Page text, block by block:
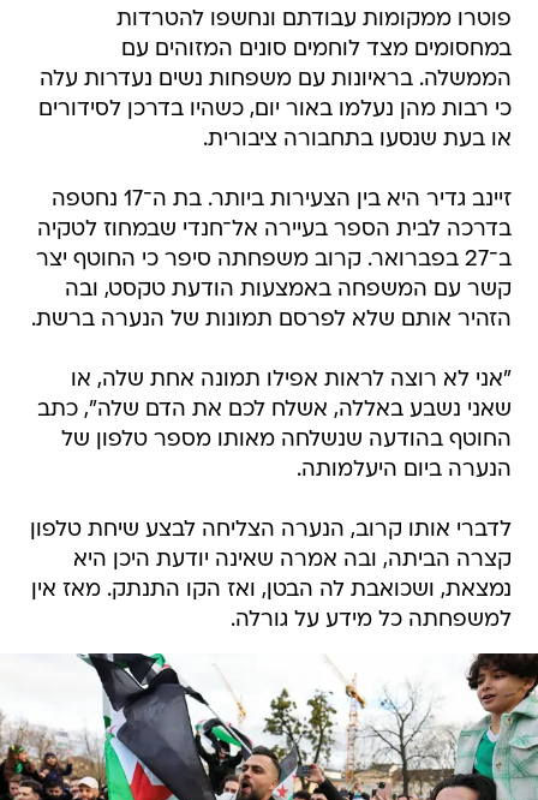
פוטרו ממקומות עבודתם ונחשפו להטרדות
במחסומים מצד לוחמים סונים המזוהים עם
הממשלה. בראיונות עם משפחות נשים נעדרות עלה
כי רבות מהן נעלמו באור יום, כשהיו בדרכן לסידורים
או בעת שנסעו בתחבורה ציבורית.
זיינב גדיר היא בין הצעירות ביותר. בת ה־17 נחטפה
בדרכה לבית הספר בעיירה אל־חנדי שבמחוז לטקיה
ב־27 בפברואר. קרוב משפחתה סיפר כי החוטף יצר
קשר עם המשפחה באמצעות הודעת טקסט, ובה
הזהיר אותם שלא לפרסם תמונות של הנערה ברשת.
"אני לא רוצה לראות אפילו תמונה אחת שלה, או
שאני נשבע באללה, אשלח לכם את הדם שלה", כתב
החוטף בהודעה שנשלחה מאותו מספר טלפון של
הנערה ביום היעלמותה.
לדברי אותו קרוב, הנערה הצליחה לבצע שיחת טלפון
קצרה הביתה, ובה אמרה שאינה יודעת היכן היא
נמצאת, ושכואבת לה הבטן, ואז הקו התנתק. מאז אין
למשפחתה כל מידע על גורלה.